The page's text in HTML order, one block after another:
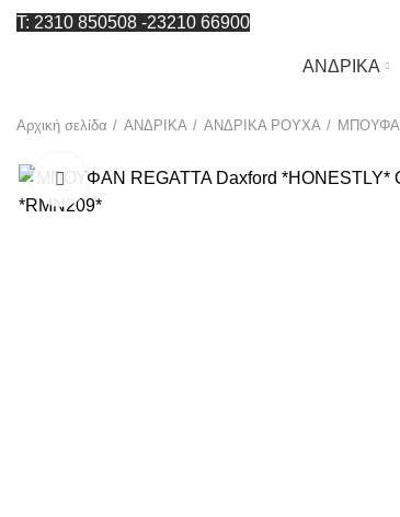
T: 2310 850508 -23210 66900
ΑΝΔΡΙΚΑ
Αρχική σελίδα ΑΝΔΡΙΚΑ ΑΝΔΡΙΚΑ ΡΟΥΧΑ
Click to enlarge